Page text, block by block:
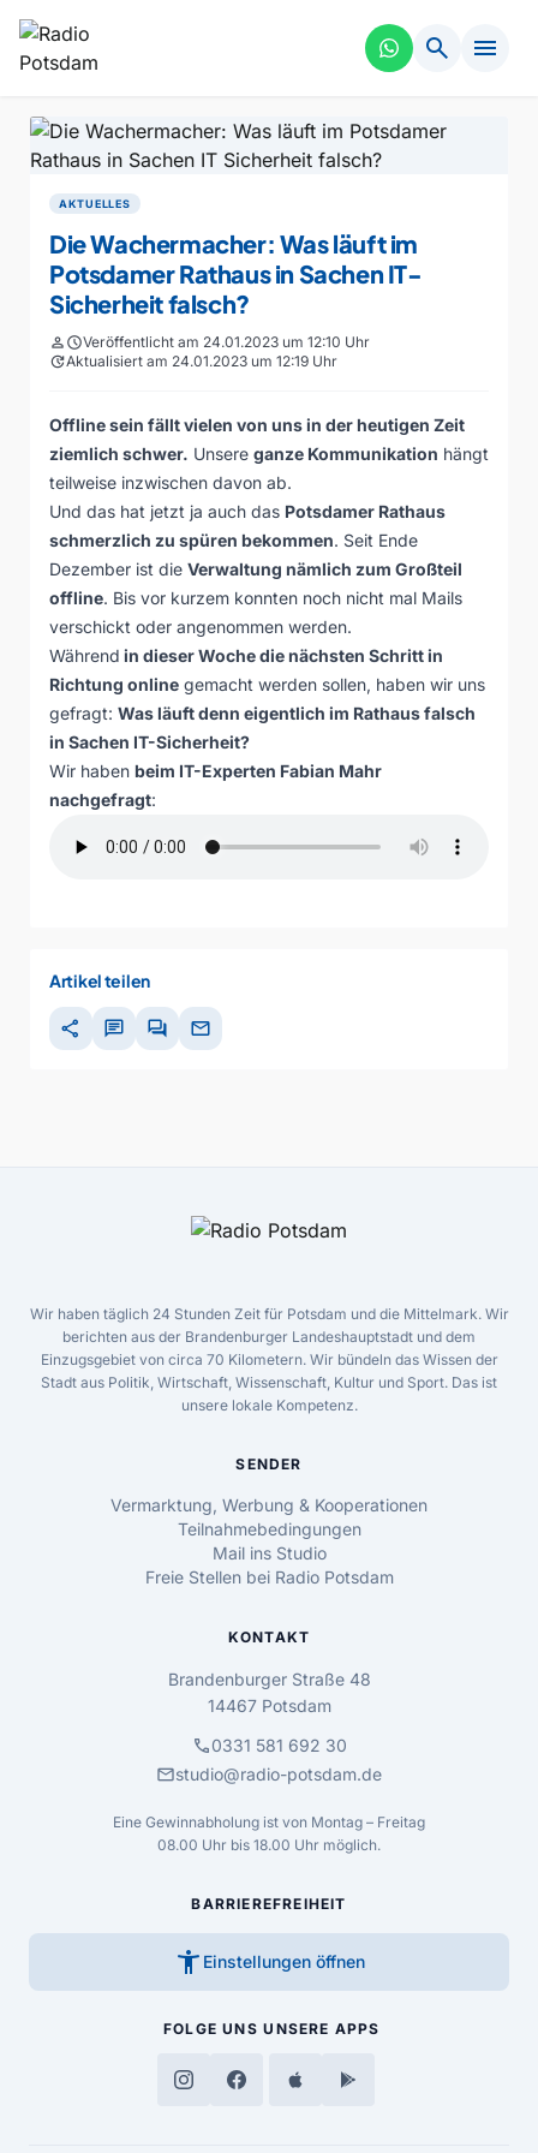
search menu
AKTUELLES
Die Wachermacher: Was läuft im
Potsdamer Rathaus in Sachen IT-
Sicherheit falsch?
personscheduleVeröffentlicht am 24.01.2023 um 12:10 Uhr
updateAktualisiert am 24.01.2023 um 12:19 Uhr
Offline sein fällt vielen von uns in der heutigen Zeit
ziemlich schwer. Unsere ganze Kommunikation hängt
teilweise inzwischen davon ab.
Und das hat jetzt ja auch das Potsdamer Rathaus
schmerzlich zu spüren bekommen. Seit Ende
Dezember ist die Verwaltung nämlich zum Großteil
offline. Bis vor kurzem konnten noch nicht mal Mails
verschickt oder angenommen werden.
Während in dieser Woche die nächsten Schritt in
Richtung online gemacht werden sollen, haben wir uns
gefragt: Was läuft denn eigentlich im Rathaus falsch
in Sachen IT-Sicherheit?
Wir haben beim IT-Experten Fabian Mahr
nachgefragt:
Artikel teilen
share chat forum mail
Wir haben täglich 24 Stunden Zeit für Potsdam und die Mittelmark. Wir
berichten aus der Brandenburger Landeshauptstadt und dem
Einzugsgebiet von circa 70 Kilometern. Wir bündeln das Wissen der
Stadt aus Politik, Wirtschaft, Wissenschaft, Kultur und Sport. Das ist
unsere lokale Kompetenz.
SENDER
Vermarktung, Werbung & Kooperationen
Teilnahmebedingungen
Mail ins Studio
Freie Stellen bei Radio Potsdam
KONTAKT
Brandenburger Straße 48
14467 Potsdam
call0331 581 692 30
mailstudio@radio-potsdam.de
Eine Gewinnabholung ist von Montag – Freitag
08.00 Uhr bis 18.00 Uhr möglich.
BARRIEREFREIHEIT
accessibility_new Einstellungen öffnen
FOLGE UNS UNSERE APPS